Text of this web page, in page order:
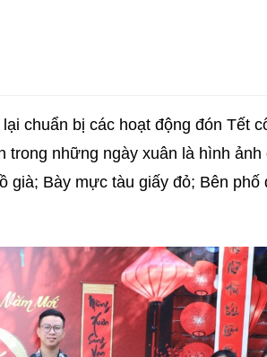
chuẩn bị các hoạt động đón Tết
trong những ngày xuân là hình ảnh
già; Bày mực tàu giấy đỏ; Bên phố